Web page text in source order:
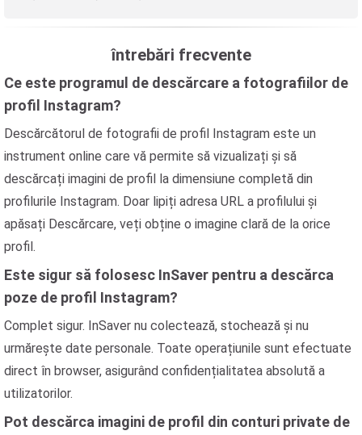
întrebări frecvente
Ce este programul de descărcare a fotografiilor de
profil Instagram?
Descărcătorul de fotografii de profil Instagram este un
instrument online care vă permite să vizualizați și să
descărcați imagini de profil la dimensiune completă din
profilurile Instagram. Doar lipiți adresa URL a profilului și
apăsați Descărcare, veți obține o imagine clară de la orice
profil.
Este sigur să folosesc InSaver pentru a descărca
poze de profil Instagram?
Complet sigur. InSaver nu colectează, stochează și nu
urmărește date personale. Toate operațiunile sunt efectuate
direct în browser, asigurând confidențialitatea absolută a
utilizatorilor.
Pot descărca imagini de profil din conturi private de